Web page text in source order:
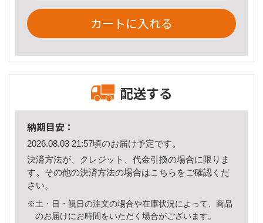
カートに入れる
配送する
納期目安：
2026.08.03 21:57頃のお届け予定です。
決済方法が、クレジット、代金引換の場合に限りま
す。その他の決済方法の場合はこちら をご確認くだ
さい。
※土・日・祝日の注文の場合や在庫状況によって、商品
のお届けにお時間をいただく場合がございます。